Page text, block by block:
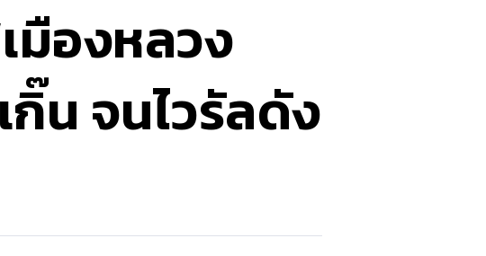
มืองหลวง
น จนไวรัลดัง